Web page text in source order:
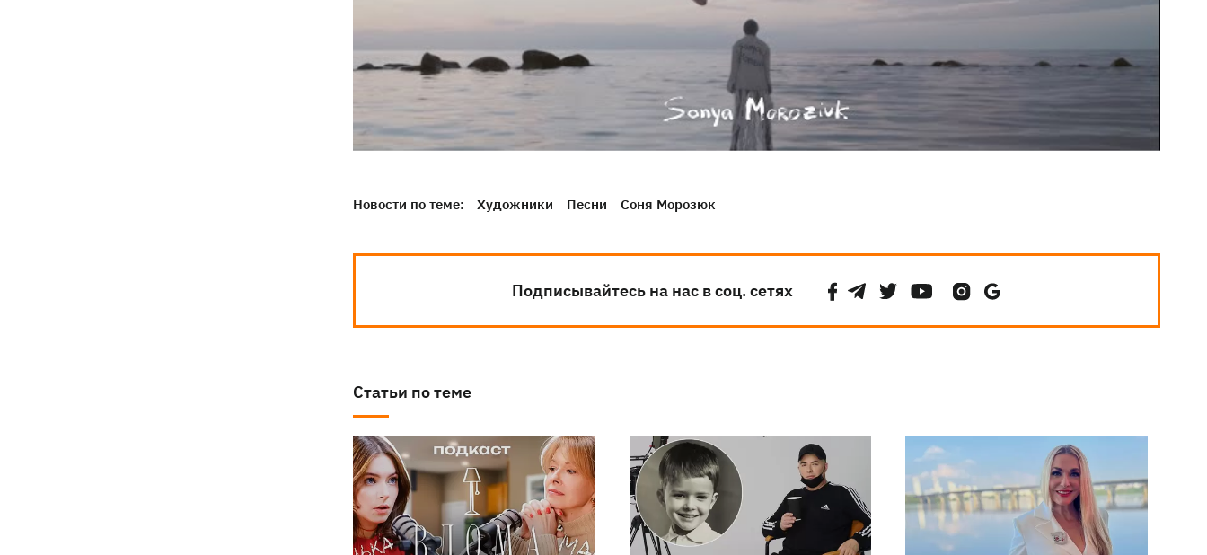
Новости по теме: Художники Песни Соня Морозюк
Подписывайтесь на нас в соц. сетях
Статьи по теме